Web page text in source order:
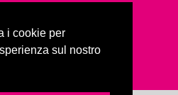
i cookie per
sul nostro
19
del Garda (TN)